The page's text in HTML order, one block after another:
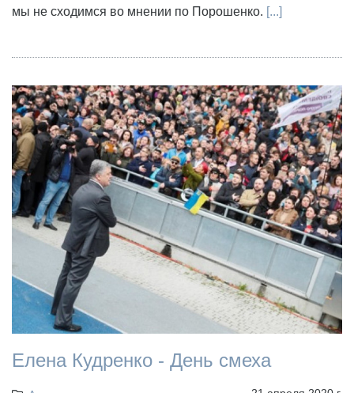
мы не сходимся во мнении по Порошенко. [...]
Елена Кудренко - День смеха